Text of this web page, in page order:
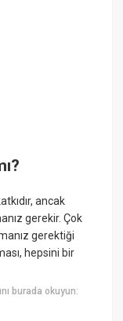
ancak
gerekir. Çok
gerektiği
hepsini bir
burada okuyun: